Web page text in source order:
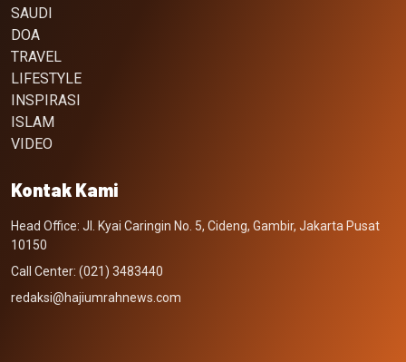
SAUDI
DOA
TRAVEL
LIFESTYLE
INSPIRASI
ISLAM
VIDEO
Kontak Kami
Head Office: Jl. Kyai Caringin No. 5, Cideng, Gambir, Jakarta Pusat
10150
Call Center: (021) 3483440
redaksi@hajiumrahnews.com